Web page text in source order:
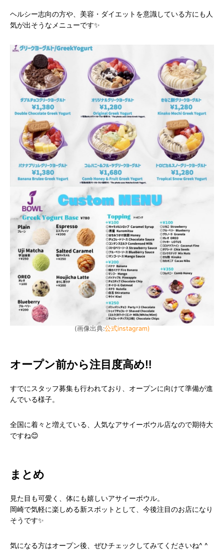
ヘルシー志向の方や、美容・ダイエットを意識している方にも人
気が出そうなメニューです✨
(画像出典:公式instagram)
オープン前から注目度高め‼️
すでにスタッフ募集も行われており、オープンに向けて準備が進
んでいる様子。
全国に着々と増えている、人気なアサイーボウル店なので期待大
ですね😊
まとめ
見た目も可愛く、体にも嬉しいアサイーボウル。
岡崎で気軽に楽しめる新スポットとして、今後注目のお店になり
そうです✨
気になる方はオープン後、ぜひチェックしてみてくださいね^ ^